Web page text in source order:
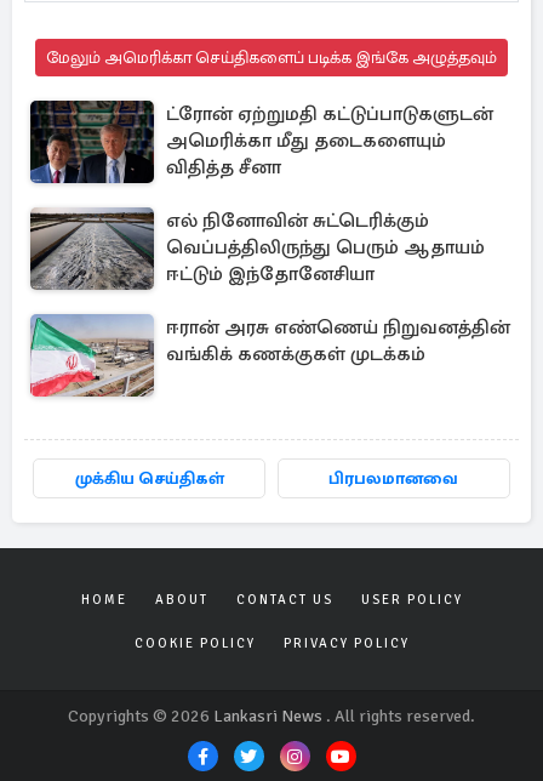
மேலும் அமெரிக்கா செய்திகளைப் படிக்க இங்கே அழுத்தவும்
ட்ரோன் ஏற்றுமதி கட்டுப்பாடுகளுடன்
அமெரிக்கா மீது தடைகளையும்
விதித்த சீனா
எல் நினோவின் சுட்டெரிக்கும்
வெப்பத்திலிருந்து பெரும் ஆதாயம்
ஈட்டும் இந்தோனேசியா
ஈரான் அரசு எண்ணெய் நிறுவனத்தின்
வங்கிக் கணக்குகள் முடக்கம்
முக்கிய செய்திகள் பிரபலமானவை
HOME ABOUT CONTACT US USER POLICY
COOKIE POLICY PRIVACY POLICY
Copyrights © 2026 Lankasri News . All rights reserved.